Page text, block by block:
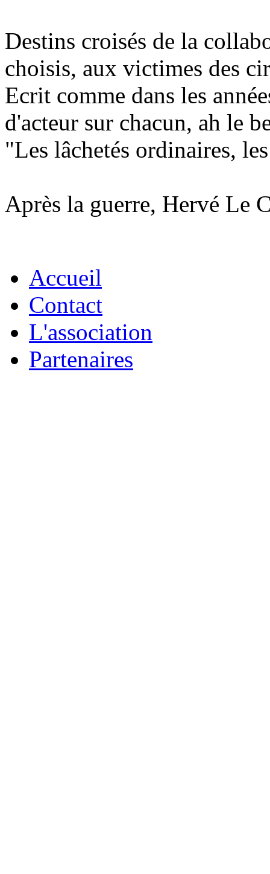
Destins croisés de la
choisis, aux victimes des
Ecrit comme dans les
d'acteur sur chacun, ah le
"Les lâchetés ordinaires,
Après la guerre, Hervé Le
Accueil
Contact
L'association
Partenaires